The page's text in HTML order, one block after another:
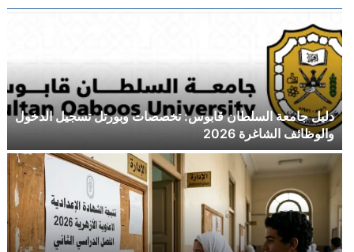
دليل جامعة السلطان قابوس: تخصصات وبورتل تسجيل الدخول
والوظائف الشاغرة 2026